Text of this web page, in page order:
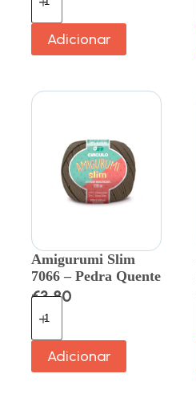
Adicionar
Amigurumi Slim
7066 – Pedra Quente
€3.80
Adicionar